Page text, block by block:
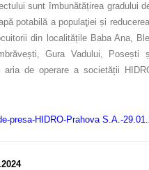
sunt îmbunătățirea gradului
potabilă a populaţiei și
din localitățile Baba Ana,
Gura Vadului, Posești
de operare a societății
presa-HIDRO-Prahova S.A.-